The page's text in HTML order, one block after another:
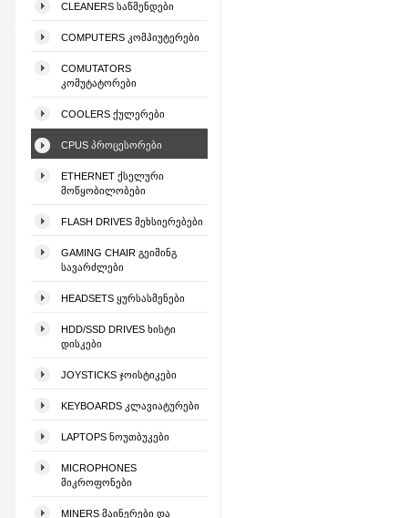
CLEANERS ᲡᲐᲬᲛᲔᲜᲓᲔᲑᲘ
COMPUTERS ᲙᲝᲛᲞᲘᲣᲢᲔᲠᲔᲑᲘ
COMUTATORS
ᲙᲝᲛᲣᲢᲐᲢᲝᲠᲔᲑᲘ
COOLERS ᲥᲣᲚᲔᲠᲔᲑᲘ
CPUS ᲞᲠᲝᲪᲔᲡᲝᲠᲔᲑᲘ
ETHERNET ᲥᲡᲔᲚᲣᲠᲘ
ᲛᲝᲬᲧᲝᲑᲘᲚᲝᲑᲔᲑᲘ
FLASH DRIVES ᲛᲔᲮᲡᲘᲔᲠᲔᲑᲔᲑᲘ
GAMING CHAIR ᲒᲔᲘᲛᲘᲜᲒ
ᲡᲐᲕᲐᲠᲫᲚᲔᲑᲘ
HEADSETS ᲧᲣᲠᲡᲐᲡᲛᲔᲜᲔᲑᲘ
HDD/SSD DRIVES ᲮᲘᲡᲢᲘ
ᲓᲘᲡᲙᲔᲑᲘ
JOYSTICKS ᲯᲝᲘᲡᲢᲘᲙᲔᲑᲘ
KEYBOARDS ᲙᲚᲐᲕᲘᲐᲢᲣᲠᲔᲑᲘ
LAPTOPS ᲜᲝᲣᲗᲑᲣᲙᲔᲑᲘ
MICROPHONES
ᲛᲘᲙᲠᲝᲤᲝᲜᲔᲑᲘ
MINERS ᲛᲐᲘᲜᲔᲠᲔᲑᲘ ᲓᲐ